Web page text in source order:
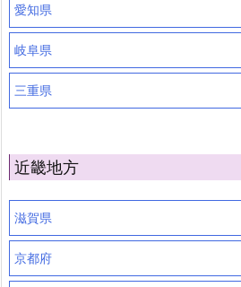
愛知県
岐阜県
三重県
近畿地方
滋賀県
京都府